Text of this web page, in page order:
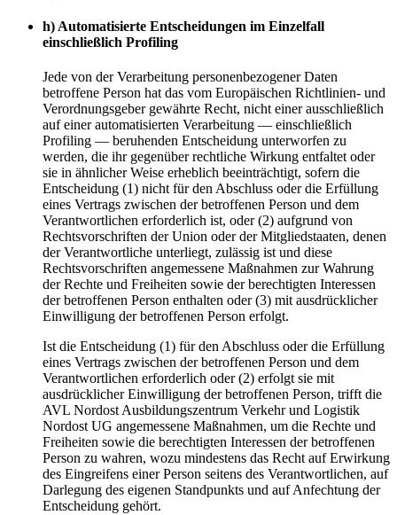
h) Automatisierte Entscheidungen im Einzelfall
einschließlich Profiling
Jede von der Verarbeitung personenbezogener Daten
betroffene Person hat das vom Europäischen Richtlinien- und
Verordnungsgeber gewährte Recht, nicht einer ausschließlich
auf einer automatisierten Verarbeitung — einschließlich
Profiling — beruhenden Entscheidung unterworfen zu
werden, die ihr gegenüber rechtliche Wirkung entfaltet oder
sie in ähnlicher Weise erheblich beeinträchtigt, sofern die
Entscheidung (1) nicht für den Abschluss oder die Erfüllung
eines Vertrags zwischen der betroffenen Person und dem
Verantwortlichen erforderlich ist, oder (2) aufgrund von
Rechtsvorschriften der Union oder der Mitgliedstaaten, denen
der Verantwortliche unterliegt, zulässig ist und diese
Rechtsvorschriften angemessene Maßnahmen zur Wahrung
der Rechte und Freiheiten sowie der berechtigten Interessen
der betroffenen Person enthalten oder (3) mit ausdrücklicher
Einwilligung der betroffenen Person erfolgt.
Ist die Entscheidung (1) für den Abschluss oder die Erfüllung
eines Vertrags zwischen der betroffenen Person und dem
Verantwortlichen erforderlich oder (2) erfolgt sie mit
ausdrücklicher Einwilligung der betroffenen Person, trifft die
AVL Nordost Ausbildungszentrum Verkehr und Logistik
Nordost UG angemessene Maßnahmen, um die Rechte und
Freiheiten sowie die berechtigten Interessen der betroffenen
Person zu wahren, wozu mindestens das Recht auf Erwirkung
des Eingreifens einer Person seitens des Verantwortlichen, auf
Darlegung des eigenen Standpunkts und auf Anfechtung der
Entscheidung gehört.